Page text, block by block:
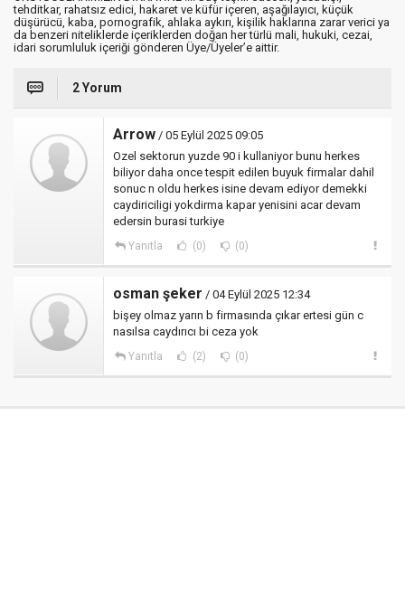
tehditkar, rahatsız edici, hakaret ve küfür içeren, aşağılayıcı, küçük
düşürücü, kaba, pornografik, ahlaka aykırı, kişilik haklarına zarar verici ya
da benzeri niteliklerde içeriklerden doğan her türlü mali, hukuki, cezai,
idari sorumluluk içeriği gönderen Üye/Üyeler’e aittir.
2 Yorum
Arrow / 05 Eylül 2025 09:05
Ozel sektorun yuzde 90 i kullaniyor bunu herkes
biliyor daha once tespit edilen buyuk firmalar dahil
sonuc n oldu herkes isine devam ediyor demekki
caydiriciligi yokdirma kapar yenisini acar devam
edersin burasi turkiye
Yanıtla (0) (0)
osman şeker / 04 Eylül 2025 12:34
bişey olmaz yarın b firmasında çıkar ertesi gün c
nasılsa caydırıcı bi ceza yok
Yanıtla (2) (0)